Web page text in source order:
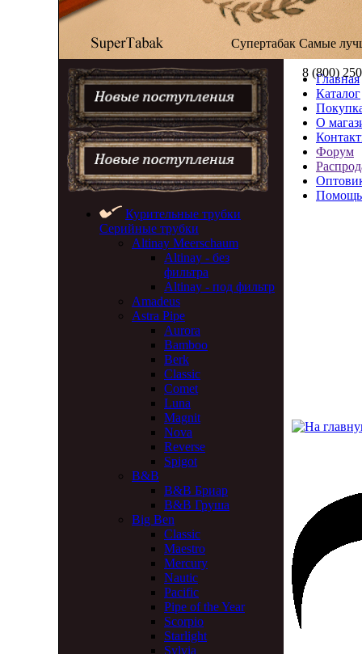
Супертабак Самые
8 (800)
Курительные трубки
Серийные трубки
Altinay Meerschaum
Altinay - без
фильтра
Altinay - под фильтр
Amadeus
Astra Pipe
Aurora
Bamboo
Berk
Classic
Comet
Luna
Magnit
Nova
Reverse
Spigot
B&B
B&B Бриар
B&B Груша
Big Ben
Classic
Maestro
Mercury
Nautic
Pacific
Pipe of the Year
Scorpio
Starlight
Sylvia
Главная
Каталог
О
Форум
Помощь